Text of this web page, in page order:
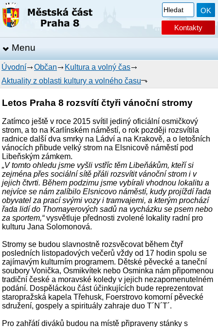
Kontakty
Menu
Úvodní Občan
Kultura a volný čas
Aktuality z oblasti kultury a volného času
Letos Praha 8 rozsvítí čtyři vánoční stromy
Zatímco ještě v roce 2015 svítil jediný oficiální osmičkový
strom, a to na Karlínském náměstí, o rok později rozsvítila
radnice další dva smrky na Ládví a na Krakově, a o letošních
vánocích přibude velký strom na Elsnicově náměstí pod
Libeňským zámkem.
„V tomto ohledu jsme vyšli vstříc těm Libeňákům, kteří si
zejména přes sociální sítě přáli rozsvítit vánoční strom i v
jejich čtvrti. Během podzimu jsme vybírali vhodnou lokalitu a
nejvíce se nám zalíbilo Elsnicovo náměstí, kudy projíždí řada
obyvatel za prací svými vozy i tramvajemi, a kterým prochází
řada lidí do Thomayerových sadů na vycházku se psem nebo
za sportem,“vysvětluje přednosti zvolené lokality radní pro
kulturu Jana Solomonová.
Stromy se budou slavnostně rozsvěcovat během čtyř
posledních listopadových večerů vždy od 17 hodin spolu se
zajímavým kulturním programem. Dětské pěvecké a taneční
soubory Vonička, Osmikvítek nebo Osminka nám připomenou
tradiční české a moravské koledy v jejich nezapomenutelném
podání. Dospěláckou část účinkujících bude reprezentovat
staropražská kapela Třehusk, Foerstrovo komorní pěvecké
sdružení, gospely a spirituály zahraje duo T´N´T´.
Pro zahřátí diváků budou na místě připraveny stánky s